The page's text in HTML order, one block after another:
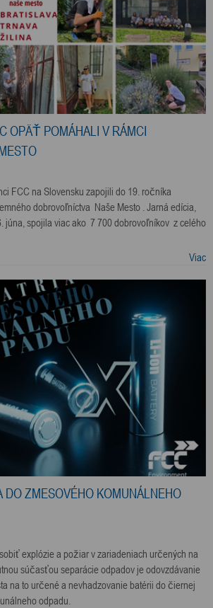
OPÄŤ POMÁHALI V RÁMCI
FCC na Slovensku zapojili do 19. ročníka
dobrovoľníctva Naše Mesto . Jarná edícia,
júna, spojila viac ako 7 700 dobrovoľníkov z celého
Viac
DO ZMESOVÉHO KOMUNÁLNEHO
explózie a požiar v zariadeniach určených na
súčasťou separácie odpadov je odovzdávanie
na to určené a nevhadzovanie batérii do čiernej
odpadu.